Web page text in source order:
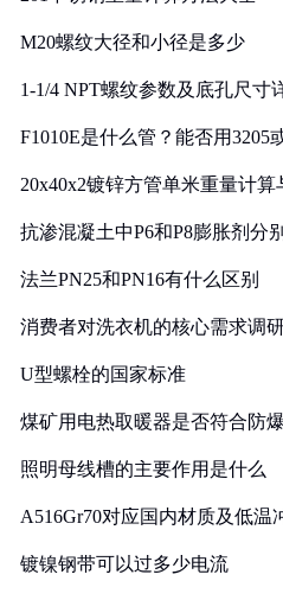
M20螺纹大径和小径是多少
1-1/4 NPT螺纹参数及底孔尺寸
F1010E是什么管？能否用3205
20x40x2镀锌方管单米重量计算
抗渗混凝土中P6和P8膨胀剂分
法兰PN25和PN16有什么区别
消费者对洗衣机的核心需求调
U型螺栓的国家标准
煤矿用电热取暖器是否符合防
照明母线槽的主要作用是什么
A516Gr70对应国内材质及低温
镀镍钢带可以过多少电流